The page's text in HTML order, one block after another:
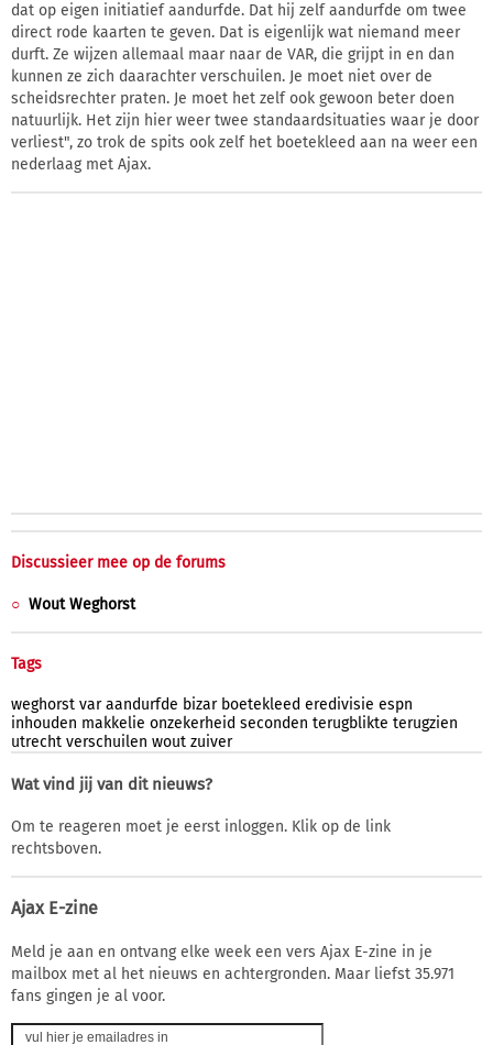
dat op eigen initiatief aandurfde. Dat hij zelf aandurfde om twee
direct rode kaarten te geven. Dat is eigenlijk wat niemand meer
durft. Ze wijzen allemaal maar naar de VAR, die grijpt in en dan
kunnen ze zich daarachter verschuilen. Je moet niet over de
scheidsrechter praten. Je moet het zelf ook gewoon beter doen
natuurlijk. Het zijn hier weer twee standaardsituaties waar je door
verliest", zo trok de spits ook zelf het boetekleed aan na weer een
nederlaag met Ajax.
Discussieer mee op de forums
Wout Weghorst
Tags
weghorst var aandurfde bizar boetekleed eredivisie espn
inhouden makkelie onzekerheid seconden terugblikte terugzien
utrecht verschuilen wout zuiver
Wat vind jij van dit nieuws?
Om te reageren moet je eerst inloggen. Klik op de link
rechtsboven.
Ajax E-zine
Meld je aan en ontvang elke week een vers Ajax E-zine in je
mailbox met al het nieuws en achtergronden. Maar liefst 35.971
fans gingen je al voor.